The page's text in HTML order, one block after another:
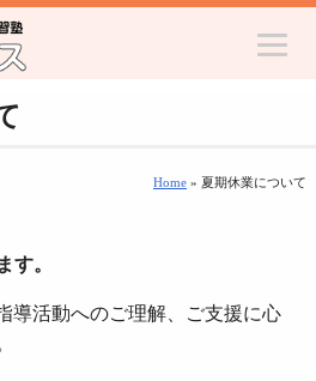
Home » 夏期休業について
す。
導活動へのご理解、ご支援に心